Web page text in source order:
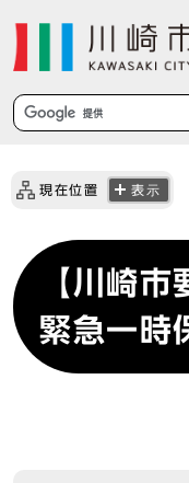
現在位置 表示
【川崎
緊急一時